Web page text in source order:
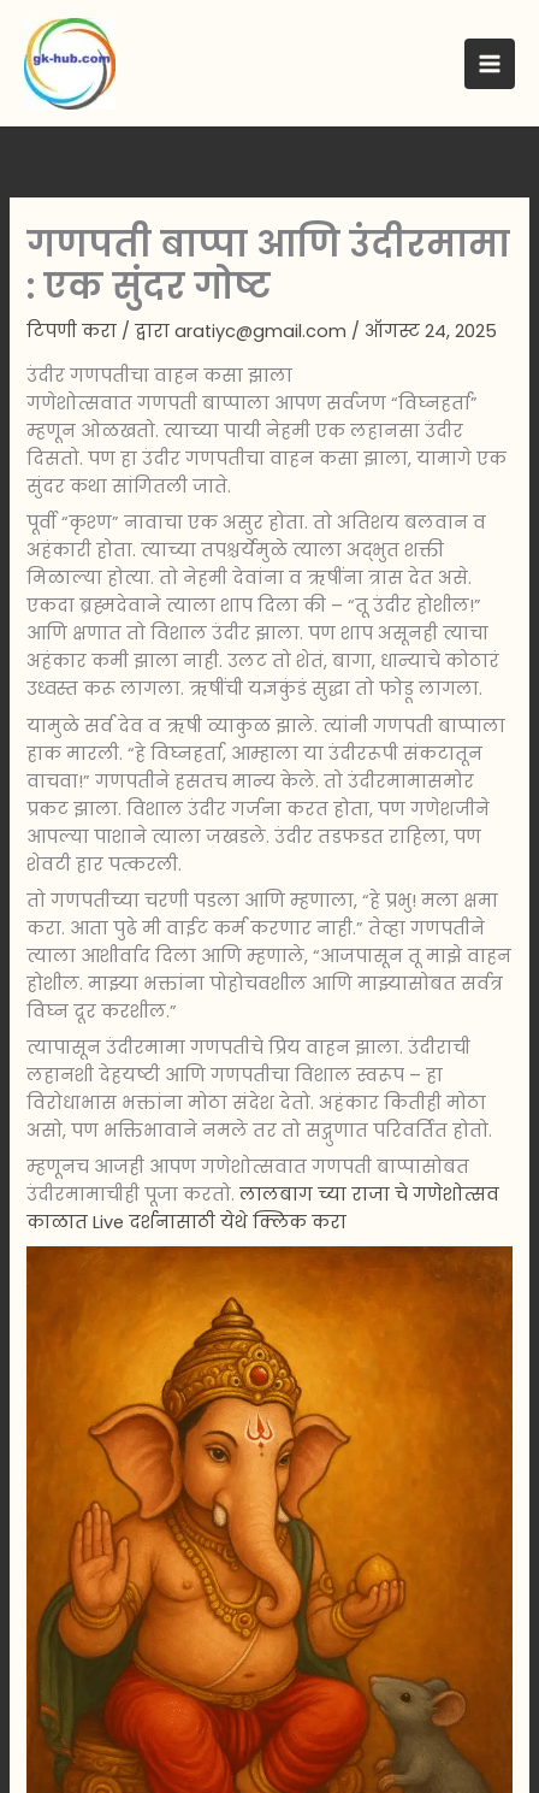
मजकुरावर
गणपती बाप्पा आणि उंदीरमामा
: एक सुंदर गोष्ट
टिपणी करा / द्वारा aratiyc@gmail.com / ऑगस्ट 24, 2025
उंदीर गणपतीचा वाहन कसा झाला
गणेशोत्सवात गणपती बाप्पाला आपण सर्वजण “विघ्नहर्ता”
म्हणून ओळखतो. त्याच्या पायी नेहमी एक लहानसा उंदीर
दिसतो. पण हा उंदीर गणपतीचा वाहन कसा झाला, यामागे एक
सुंदर कथा सांगितली जाते.
पूर्वी “कृश्ण” नावाचा एक असुर होता. तो अतिशय बलवान व
अहंकारी होता. त्याच्या तपश्चर्येमुळे त्याला अद्भुत शक्ती
मिळाल्या होत्या. तो नेहमी देवांना व ऋषींना त्रास देत असे.
एकदा ब्रह्मदेवाने त्याला शाप दिला की – “तू उंदीर होशील!”
आणि क्षणात तो विशाल उंदीर झाला. पण शाप असूनही त्याचा
अहंकार कमी झाला नाही. उलट तो शेतं, बागा, धान्याचे कोठारं
उध्वस्त करू लागला. ऋषींची यज्ञकुंडं सुद्धा तो फोडू लागला.
यामुळे सर्व देव व ऋषी व्याकुळ झाले. त्यांनी गणपती बाप्पाला
हाक मारली. “हे विघ्नहर्ता, आम्हाला या उंदीररूपी संकटातून
वाचवा!” गणपतीने हसतच मान्य केले. तो उंदीरमामासमोर
प्रकट झाला. विशाल उंदीर गर्जना करत होता, पण गणेशजीने
आपल्या पाशाने त्याला जखडले. उंदीर तडफडत राहिला, पण
शेवटी हार पत्करली.
तो गणपतीच्या चरणी पडला आणि म्हणाला, “हे प्रभु! मला क्षमा
करा. आता पुढे मी वाईट कर्म करणार नाही.” तेव्हा गणपतीने
त्याला आशीर्वाद दिला आणि म्हणाले, “आजपासून तू माझे वाहन
होशील. माझ्या भक्तांना पोहोचवशील आणि माझ्यासोबत सर्वत्र
विघ्न दूर करशील.”
त्यापासून उंदीरमामा गणपतीचे प्रिय वाहन झाला. उंदीराची
लहानशी देहयष्टी आणि गणपतीचा विशाल स्वरूप – हा
विरोधाभास भक्तांना मोठा संदेश देतो. अहंकार कितीही मोठा
असो, पण भक्तिभावाने नमले तर तो सद्गुणात परिवर्तित होतो.
म्हणूनच आजही आपण गणेशोत्सवात गणपती बाप्पासोबत
उंदीरमामाचीही पूजा करतो.लालबाग च्या राजा चे गणेशोत्सव
काळात Live दर्शनासाठी येथे क्लिक करा